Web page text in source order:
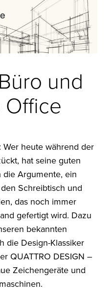
und
heute während der
hat seine guten
die Argumente, ein
Schreibtisch und
das noch immer
gefertigt wird. Dazu
bekannten
die Design-Klassiker
QUATTRO DESIGN –
Zeichengeräte und